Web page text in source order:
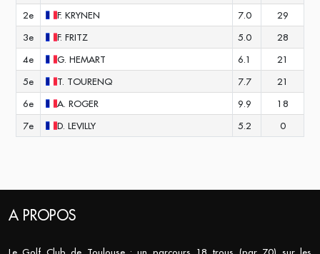
2e
F. KRYNEN 7.0
29
3e
F. FRITZ 5.0
28
4e
G. HEMART 6.1
21
5e
T. TOURENQ 7.7
21
6e
A. ROGER 9.9
18
7e
D. LEVILLY 5.2 0
A PROPOS